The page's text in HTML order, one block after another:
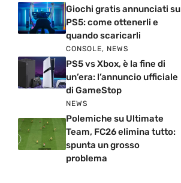
Giochi gratis annunciati su
PS5: come ottenerli e
quando scaricarli
CONSOLE, NEWS
PS5 vs Xbox, è la fine di
un’era: l’annuncio ufficiale
di GameStop
NEWS
Polemiche su Ultimate
Team, FC26 elimina tutto:
spunta un grosso
problema